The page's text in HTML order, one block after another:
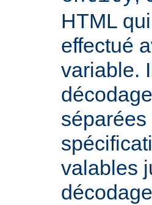
HTML
effectué
variable.
valables